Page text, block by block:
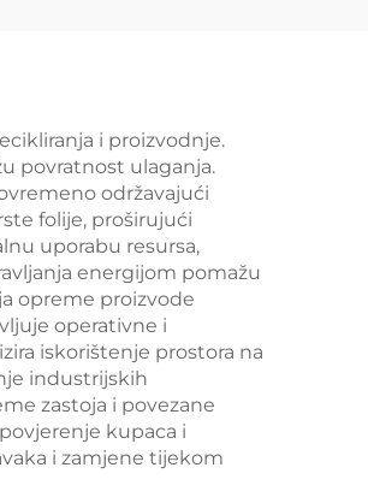
i proizvodnje.
povratnost ulaganja.
održavajući
folije, proširujući
uporabu resursa,
energijom pomažu
opreme proizvode
operativne i
iskorištenje prostora na
industrijskih
zastoja i povezane
kupaca i
i zamjene tijekom